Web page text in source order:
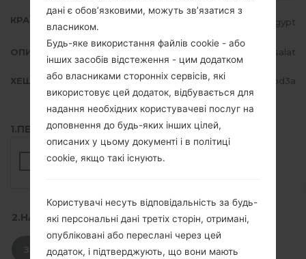
КРАЇНА Egypt
ОПИС Mobinil, Vodafone, Etisalat
ХЕШ 4a15a8eb1f4bd2c8edb55715096ebd3a
1.ПЕРЕВІРТИ НАЯВНІСТЬ RECAPTCHA
2.НАТИСНІТЬ, ЩОБ ЗАВАНТАЖИТИ
ЗАВАНТАЖИТИ
дані є обов’язковими, можуть зв’язатися з
власником.
Будь-яке використання файлів cookie - або
інших засобів відстеження - цим додатком
або власниками сторонніх сервісів, які
використовує цей додаток, відбувається для
надання необхідних користувачеві послуг на
доповнення до будь-яких інших цілей,
описаних у цьому документі і в політиці
cookie, якщо такі існують.
Користувачі несуть відповідальність за будь-
які персональні дані третіх сторін, отримані,
опубліковані або переслані через цей
додаток, і підтверджують, що вони мають